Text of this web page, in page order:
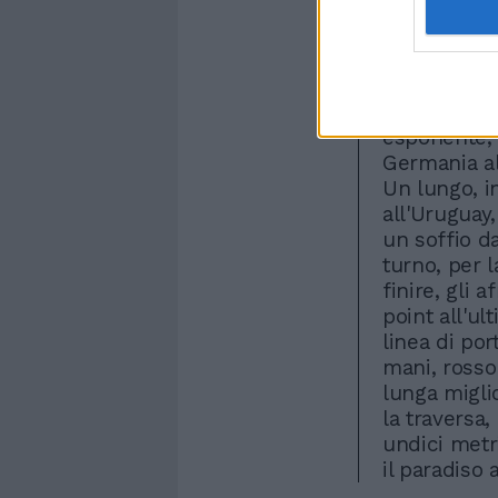
vincere
anche
scontato
dovrà
delle
Germania
Un lungo,
un soffio
turno, per
finire, gli
point
linea di
mani,
lunga
la
undici
il paradiso